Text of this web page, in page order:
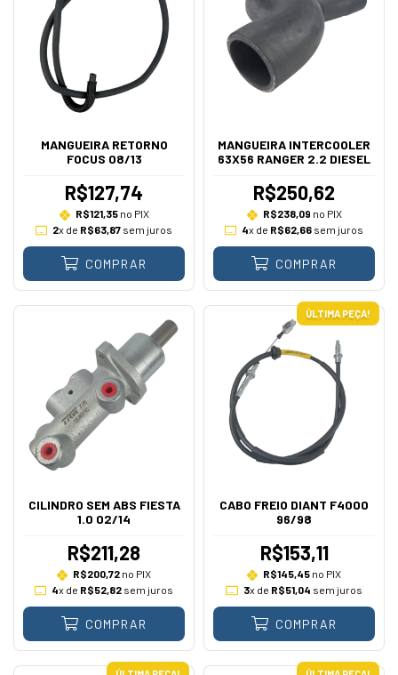
MANGUEIRA RETORNO
FOCUS 08/13
R$127,74
R$121,35no PIX
2x de R$63,87 sem juros
COMPRAR
MANGUEIRA INTERCOOLER
63X56 RANGER 2.2 DIESEL
R$250,62
R$238,09 no PIX
4x de R$62,66 sem juros
COMPRAR
CILINDRO SEM ABS FIESTA
1.0 02/14
R$211,28
R$200,72 no PIX
4x de R$52,82 sem juros
COMPRAR
ÚLTIMA PEÇA!
CABO FREIO DIANT F4000
96/98
R$153,11
R$145,45 no PIX
3x de R$51,04 sem juros
COMPRAR